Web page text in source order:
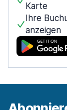
Karte
Ihre
anzeigen